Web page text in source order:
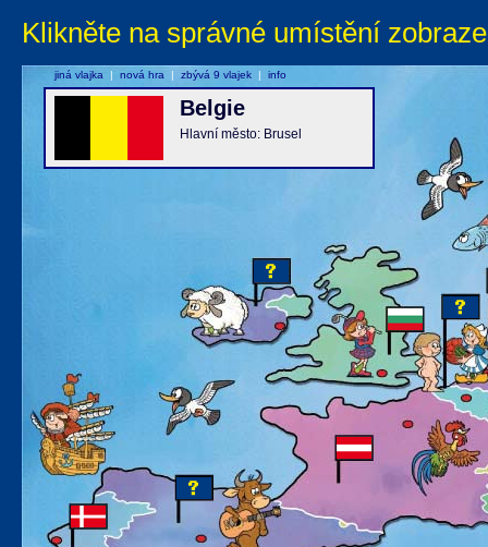
Klikněte na správné umístění
Belgie
Hlavní město: Brusel
jiná vlajka | nová hra | zbývá 9 vlajek | info